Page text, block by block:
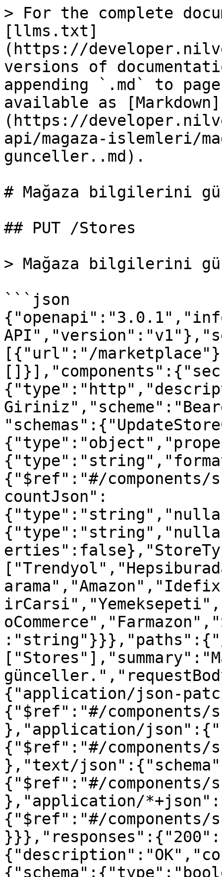
> For the complete
[llms.txt]
(https://
versions of
appending `.md` to
available as [Markdown]
(https://
api/magaza-islemleri/
gunceller..md).
# Mağaza bilgilerini
## PUT /Stores
> Mağaza bilgilerini
```json
[{"url":"/
{"$ref":"#/components/
countJson":
{"application/json-
{"$ref":"#/components/
},"application/
{"$ref":"#/components/
},"text/
{"$ref":"#/components/
},"application/
{"$ref":"#/components/
}}},"responses":{"200":